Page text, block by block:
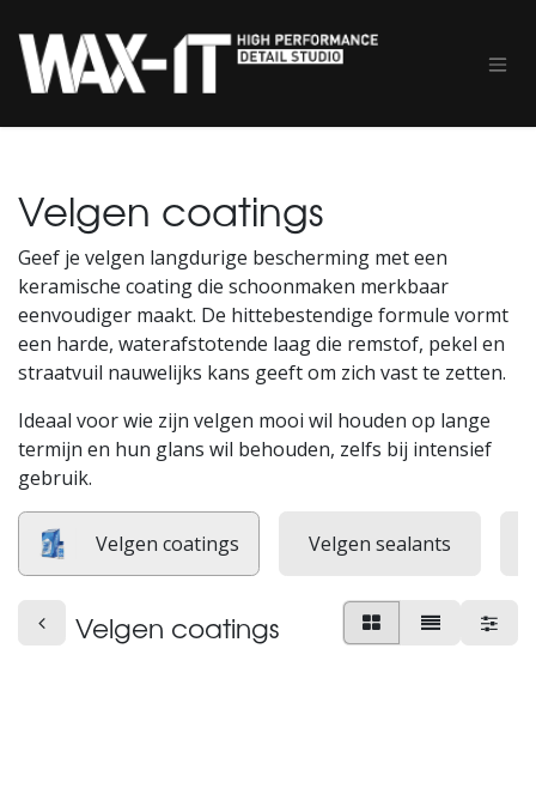
Velgen coatings
Geef je velgen langdurige bescherming met een
keramische coating die schoonmaken merkbaar
eenvoudiger maakt. De hittebestendige formule vormt
een harde, waterafstotende laag die remstof, pekel en
straatvuil nauwelijks kans geeft om zich vast te zetten.
Ideaal voor wie zijn velgen mooi wil houden op lange
termijn en hun glans wil behouden, zelfs bij intensief
gebruik.
Velgen coatings Velgen sealants
Velgen coatings